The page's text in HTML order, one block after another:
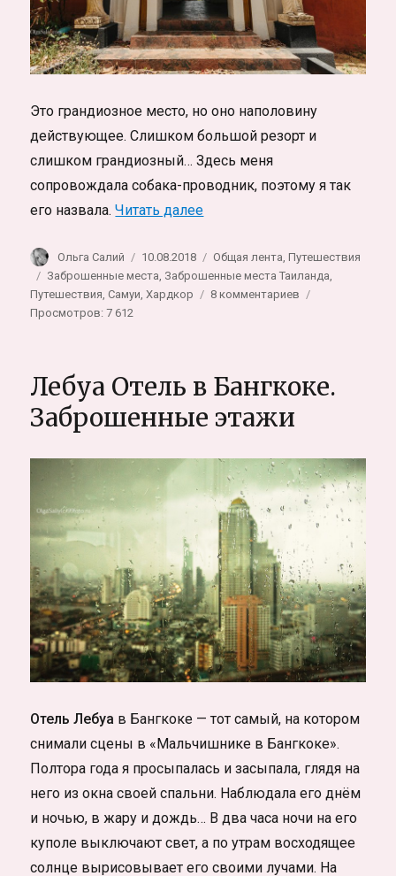
Это грандиозное место, но оно наполовину
действующее. Слишком большой резорт и
слишком грандиозный… Здесь меня
сопровождала собака-проводник, поэтому я так
его назвала.Читать далее«Заброшенный тропический
Автор
Ольга Салий Опубликовано
10.08.2018 Рубрики
Общая лента,Путешествия
Метки
Заброшенные места, Заброшенные места Таиланда,
Путешествия,Самуи,Хардкор 8 комментариев
с
на
Самуи,
Чонгмон
Просмотров: 7 612
Лебуа Отель в Бангкоке.
Заброшенные этажи
Отель Лебуа в Бангкоке — тот самый, на котором
снимали сцены в «Мальчишнике в Бангкоке».
Полтора года я просыпалась и засыпала, глядя на
него из окна своей спальни. Наблюдала его днём
и ночью, в жару и дождь… В два часа ночи на его
куполе выключают свет, а по утрам восходящее
солнце вырисовывает его своими лучами. На